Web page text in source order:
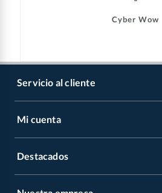
Cyber Wow
Servicio al cliente
Libro de reclamaciones
Mi cuenta
Regístrate
Destacados